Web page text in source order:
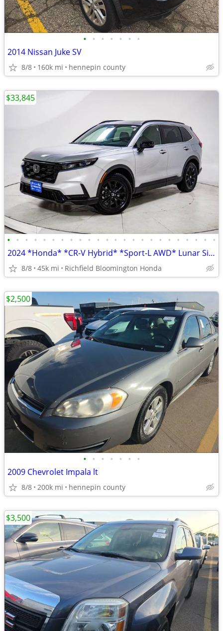
• • • • • • •
2014 Nissan Juke SV
8/8 160k mi hennepin county
• • • • • • • • • • • • • • • • • • • • • • • •
2024 *Honda* *CR-V Hybrid* *Sport-L AWD* Lunar Silve
8/8 45k mi Richfield Bloomington Honda
$33,845
• • • • • • •
2009 Chevrolet Impala lt
8/8 200k mi hennepin county
$2,500
$3,500